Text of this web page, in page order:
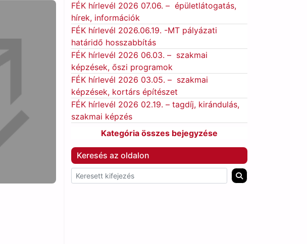
FÉK hírlevél 2026 07.06. – épületlátogatás,
hírek, információk
FÉK hírlevél 2026.06.19. -MT pályázati
határidő hosszabbítás
FÉK hírlevél 2026 06.03. – szakmai
képzések, őszi programok
FÉK hírlevél 2026 03.05. – szakmai
képzések, kortárs építészet
FÉK hírlevél 2026 02.19. – tagdíj, kirándulás,
szakmai képzés
Kategória összes bejegyzése
Keresés az oldalon